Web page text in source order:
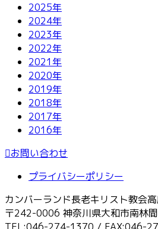
2025年
2024年
2023年
2022年
2021年
2020年
2019年
2018年
2017年
2016年
お問い合わせ
プライバシーポリシー
カンバーランド長老キリスト教会
〒242-0006 神奈川県大和市南林
TEL:046-274-1370 / FAX:046-